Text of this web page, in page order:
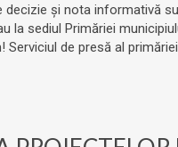
decizie și nota informativă
sediul Primăriei
de presă al primăriei